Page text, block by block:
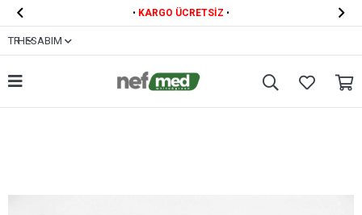
 • KARGO ÜCRETSİZ • 
TRHESABIM